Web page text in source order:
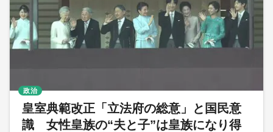
皇室典範改正「立法府の総意」と国民意
識 女性皇族の“夫と子”は皇族になり得
政治